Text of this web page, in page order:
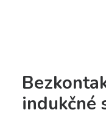
indukčné